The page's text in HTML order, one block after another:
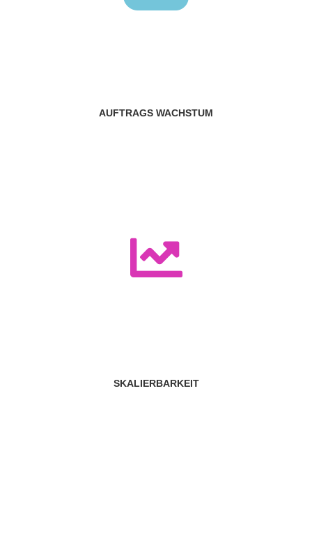
AUFTRAGS WACHSTUM
SKALIERBARKEIT